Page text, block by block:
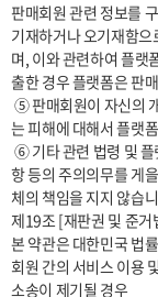
판매회원 관련 정보를
기재하거나 오기재함
며, 이와 관련하여 플랫
출한 경우 플랫폼은 판
는 피해에 대해서 플랫
항 등의 주의의무를 게
체의 책임을 지지 않습
제19조 [재판권 및 준거
본 약관은 대한민국 법
회원 간의 서비스 이용
소송이 제기될 경우